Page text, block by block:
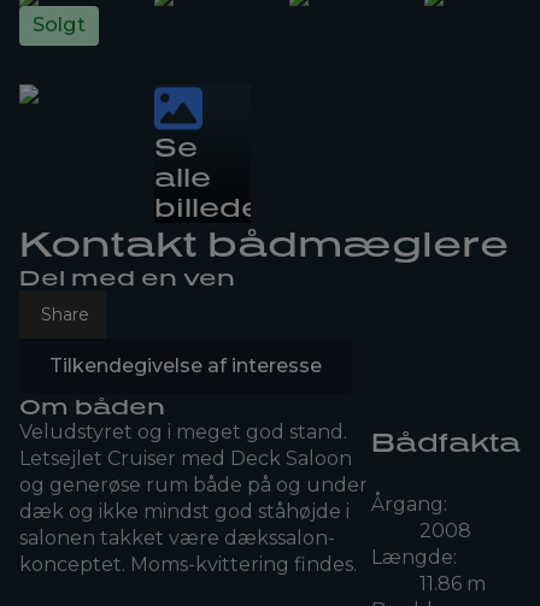
Solgt
Se
alle
billeder
Kontakt bådmæglere
Del med en ven
Share
Tilkendegivelse af interesse
Om båden
Veludstyret og i meget god stand.
Letsejlet Cruiser med Deck Saloon
og generøse rum både på og under
dæk og ikke mindst god ståhøjde i
salonen takket være dækssalon-
konceptet. Moms-kvittering findes.
Bådfakta
Årgang:
2008
Længde:
11.86 m